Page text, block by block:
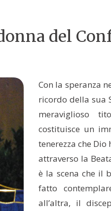
del
Con la speranza
ricordo della sua
meraviglioso
costituisce un
tenerezza che Dio
attraverso la
è la scena che il
fatto
all’altra, il